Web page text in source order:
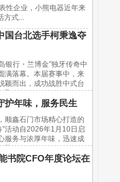
性企业，小熊电器近年来
方式...
国台北选手柯秉逸夺
银行・兰博金”独牙传奇中
满落幕。本届赛事中，来
颖而出，成功战胜中式台
取...
护年味，服务民生
顺鑫石门市场精心打造的
”活动自2026年1月10日启
服务与浓厚年味，迅速成
天...
书院CFO年度论坛在